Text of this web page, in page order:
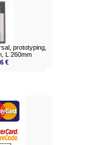
prototyping,
L 260mm
€